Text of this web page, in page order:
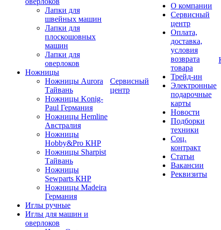
Лапки для
швейных машин
Лапки для
плоскошовных
машин
Лапки для
оверлоков
Ножницы
Ножницы Aurora
Тайвань
Ножницы Konig-
Paul Германия
Ножницы Hemline
Австралия
Ножницы
Hobby&Pro КНР
Ножницы Sharpist
Тайвань
Ножницы
Sewparts КНР
Ножницы Madeira
Германия
Иглы ручные
Иглы для машин и
оверлоков
Сервисный
центр
О компании
Сервисный
центр
Оплата,
доставка,
условия
возврата
товара
Трейд-ин
Электронные
подарочные
карты
Новости
Подборки
техники
Соц.
контракт
Статьи
Вакансии
Реквизиты